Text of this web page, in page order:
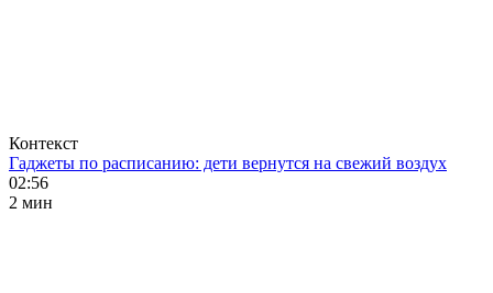
Контекст
Гаджеты по расписанию: дети вернутся на свежий воздух
02:56
2 мин